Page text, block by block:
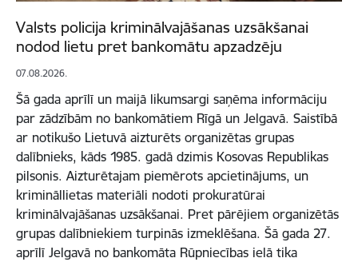
Valsts policija kriminālvajāšanas uzsākšanai
nodod lietu pret bankomātu apzadzēju
07.08.2026.
Šā gada aprīlī un maijā likumsargi saņēma informāciju
par zādzībām no bankomātiem Rīgā un Jelgavā. Saistībā
ar notikušo Lietuvā aizturēts organizētas grupas
dalībnieks, kāds 1985. gadā dzimis Kosovas Republikas
pilsonis. Aizturētajam piemērots apcietinājums, un
krimināllietas materiāli nodoti prokuratūrai
kriminālvajāšanas uzsākšanai. Pret pārējiem organizētās
grupas dalībniekiem turpinās izmeklēšana. Šā gada 27.
aprīlī Jelgavā no bankomāta Rūpniecības ielā tika